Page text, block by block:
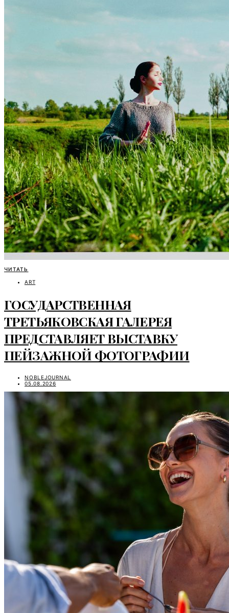
ЧИТАТЬ
ART
ГОСУДАРСТВЕННАЯ
ТРЕТЬЯКОВСКАЯ ГАЛЕРЕЯ
ПРЕДСТАВЛЯЕТ ВЫСТАВКУ
ПЕЙЗАЖНОЙ ФОТОГРАФИИ
NOBLEJOURNAL
05.08.2026